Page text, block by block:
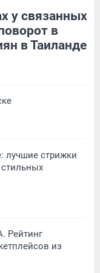
у связанных
в
в Таиланде
лучшие стрижки
Рейтинг
из